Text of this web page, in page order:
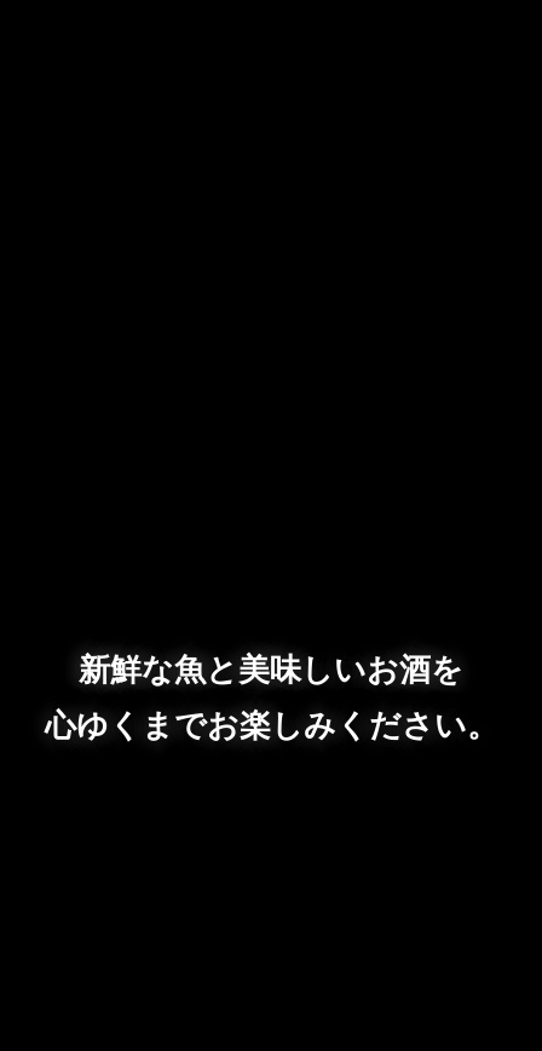
新鮮な魚と美味しいお酒を
心ゆくまでお楽しみください。